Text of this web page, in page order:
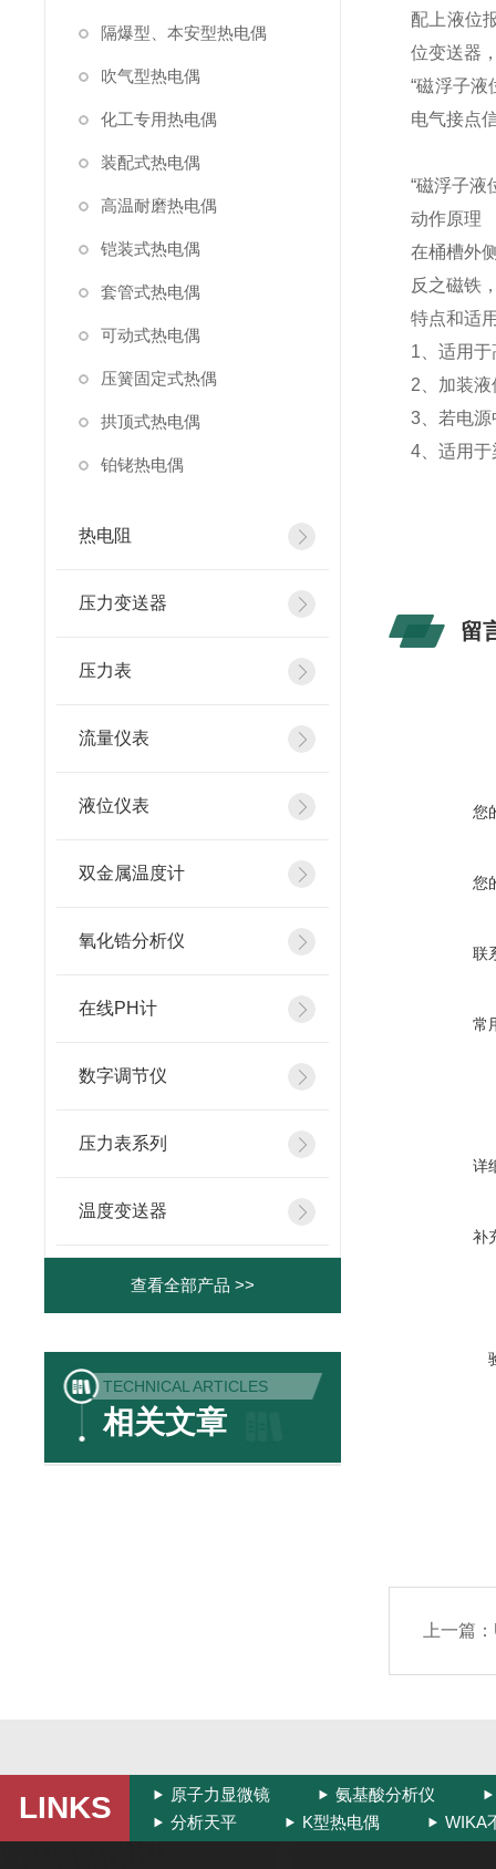
隔爆型、本安型热电偶
吹气型热电偶
化工专用热电偶
装配式热电偶
高温耐磨热电偶
铠装式热电偶
套管式热电偶
可动式热电偶
压簧固定式热偶
拱顶式热电偶
铂铑热电偶
热电阻
压力变送器
压力表
流量仪表
液位仪表
双金属温度计
氧化锆分析仪
在线PH计
数字调节仪
压力表系列
温度变送器
查看全部产品 >>
TECHNICAL ARTICLES
相关文章
配上液位
位变送器
“磁浮子
电气接点
“磁浮子液
动作原理
在桶槽外
反之磁铁
特点和适
1、适用
2、加装
3、若电
4、适用
留
您
您
联
常
详
补
上一篇：
LINKS 原子力显微镜
氨基酸分析仪
分析天平
K型热电偶 WIKA